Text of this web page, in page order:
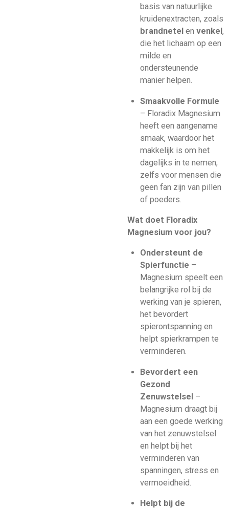
basis van natuurlijke
kruidenextracten, zoals
brandnetel en venkel ,
die het lichaam op een
milde en
ondersteunende
manier helpen.
Smaakvolle Formule
– Floradix Magnesium
heeft een aangename
smaak, waardoor het
makkelijk is om het
dagelijks in te nemen,
zelfs voor mensen die
geen fan zijn van pillen
of poeders.
Wat doet Floradix
Magnesium voor jou?
Ondersteunt de
Spierfunctie –
Magnesium speelt een
belangrijke rol bij de
werking van je spieren,
het bevordert
spierontspanning en
helpt spierkrampen te
verminderen.
Bevordert een
Gezond
Zenuwstelsel–
Magnesium draagt bij
aan een goede werking
van het zenuwstelsel
en helpt bij het
verminderen van
spanningen, stress en
vermoeidheid.
Helpt bij de